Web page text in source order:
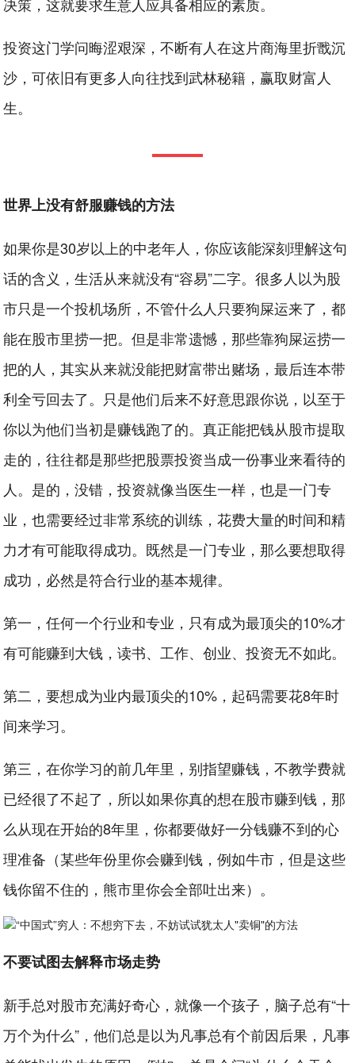
投资这门学问晦涩艰深，不断有人在这片商海里折戬沉
沙，可依旧有更多人向往找到武林秘籍，赢取财富人
生。
世界上没有舒服赚钱的方法
如果你是30岁以上的中老年人，你应该能深刻理解这句
话的含义，生活从来就没有“容易”二字。很多人以为股
市只是一个投机场所，不管什么人只要狗屎运来了，都
能在股市里捞一把。但是非常遗憾，那些靠狗屎运捞一
把的人，其实从来就没能把财富带出赌场，最后连本带
利全亏回去了。只是他们后来不好意思跟你说，以至于
你以为他们当初是赚钱跑了的。真正能把钱从股市提取
走的，往往都是那些把股票投资当成一份事业来看待的
人。是的，没错，投资就像当医生一样，也是一门专
业，也需要经过非常系统的训练，花费大量的时间和精
力才有可能取得成功。既然是一门专业，那么要想取得
成功，必然是符合行业的基本规律。
第一，任何一个行业和专业，只有成为最顶尖的10%才
有可能赚到大钱，读书、工作、创业、投资无不如此。
第二，要想成为业内最顶尖的10%，起码需要花8年时
间来学习。
第三，在你学习的前几年里，别指望赚钱，不教学费就
已经很了不起了，所以如果你真的想在股市赚到钱，那
么从现在开始的8年里，你都要做好一分钱赚不到的心
理准备（某些年份里你会赚到钱，例如牛市，但是这些
钱你留不住的，熊市里你会全部吐出来）。
不要试图去解释市场走势
新手总对股市充满好奇心，就像一个孩子，脑子总有“十
万个为什么”，他们总是以为凡事总有个前因后果，凡事